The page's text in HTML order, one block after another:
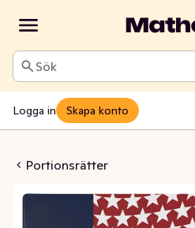
Sök
Logga in Skapa konto
Portionsrätter
Glutenfri